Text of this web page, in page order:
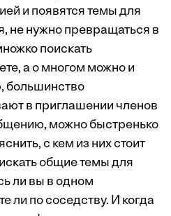
и появятся темы для
не нужно превращаться в
поискать
а о многом можно и
большинство
в приглашении членов
можно быстренько
с кем из них стоит
общие темы для
ли вы в одном
ли по соседству. И когда